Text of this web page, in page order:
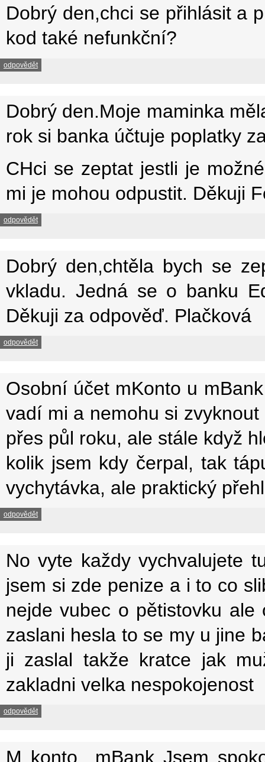
Dobrý den,chci se přihlásit a
kod také nefunkční?
odpovědět
Dobrý den.Moje maminka
rok si banka účtuje poplatky
CHci se zeptat jestli je
mi je mohou odpustit. Děkuji
odpovědět
Dobrý den,chtěla bych se
vkladu. Jedná se o banku
Děkuji za odpověď. Plačková
odpovědět
Osobní účet mKonto u
vadí mi a nemohu si
přes půl roku, ale stále když
kolik jsem kdy čerpal, tak
vychytávka, ale praktický
odpovědět
No vyte každy vychvalujete
jsem si zde penize a i to co
nejde vubec o pětistovku
zaslani hesla to se my u jine
ji zaslal takže kratce jak
zakladni velka nespokojenost
odpovědět
M konto mBank Jsem